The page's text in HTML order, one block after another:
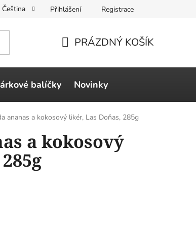
Čeština Přihlášení Registrace
KOŠÍK
PRÁZDNÝ KOŠÍK
balíčky Novinky
ananas a kokosový likér, Las Doňas, 285g
a kokosový